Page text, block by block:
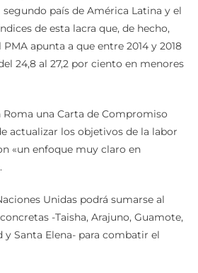
país de América Latina y el
de esta lacra que, de hecho,
apunta a que entre 2014 y 2018
24,8 al 27,2 por ciento en menores
una Carta de Compromiso
actualizar los objetivos de la labor
«un enfoque muy claro en
Unidas podrá sumarse al
-Taisha, Arajuno, Guamote,
y Santa Elena- para combatir el